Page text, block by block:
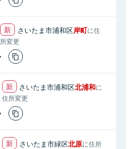
さいたま市浦和区岸町に住
所変更
さいたま市浦和区北浦和に
住所変更
さいたま市緑区北原に住所